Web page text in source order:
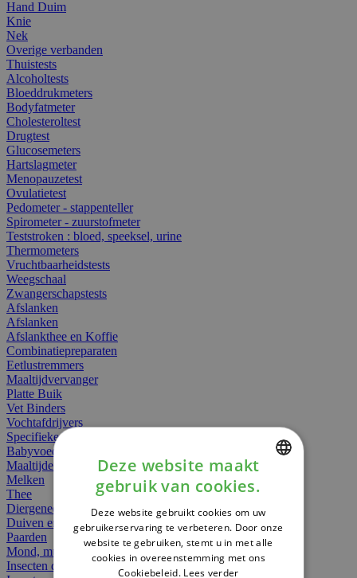
Hand Duim
Knie
Nek
Overige verbanden
Thuistests
Alcoholtests
Bloeddrukmeters
Bodyfatmeter
Cholesteroltest
Drugtest
Glucosemeters
Hartslagmeter
Menopauzetest
Ovulatietest
Pedometer - stappenteller
Spirometer - zuurstofmeter
Teststroken : bloed, speeksel, urine
Thermometers
Vruchtbaarheidstests
Weegschaal
Zwangerschapstests
Afslanken
Afslanken
Afslankthee en Koffie
Combinatiepreparaten
Eetlustremmers
Maaltijdvervanger
Platte Buik
Vet Binders
Vochtafdrijvers
Specifieke Voeding
Babyvoeding
Maaltijden
Melken
Thee
Diergeneesmiddelen
Duiven en vogels
Paarden
Mond, muil of snavel
Insecten dieren
DUTCH
FRENCH
ENGLISH
Deze website maakt
gebruik van cookies.
Deze website gebruikt cookies om uw
gebruikerservaring te verbeteren. Door onze
website te gebruiken, stemt u in met alle
cookies in overeenstemming met ons
Cookiebeleid. Lees verder